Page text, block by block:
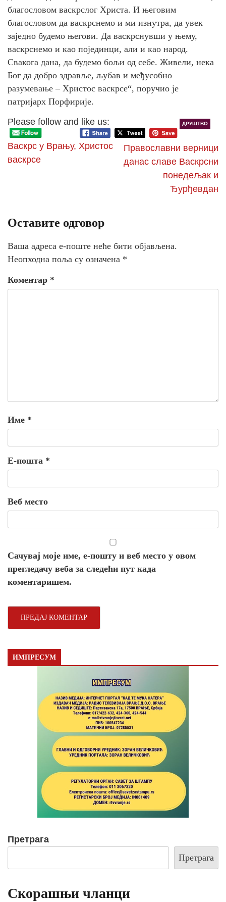
благословом васкрслог Христа. И његовим
благословом да васкрснемо и ми изнутра, да увек
заједно будемо његови. Да васкрснувши у њему,
васкрснемо и као појединци, али и као народ.
Свакога дана, да будемо бољи од себе. Живели, нека
Бог да добро здравље, љубав и међусобно
разумевање – Христос васкрсе“, поручио је
патријарх Порфирије.
Please follow and like us:
ДРУШТВО
Васкрс у Врању, Христос
васкрсе
Православни верници
данас славе Васкрсни
понедељак и
Ђурђевдан
Оставите одговор
Ваша адреса е-поште неће бити објављена.
Неопходна поља су означена *
Коментар *
Име *
Е-пошта *
Веб место
Сачувај моје име, е-пошту и веб место у овом
прегледачу веба за следећи пут када
коментаришем.
ИМПРЕСУМ
Претрага
Претрага
Скорашњи чланци